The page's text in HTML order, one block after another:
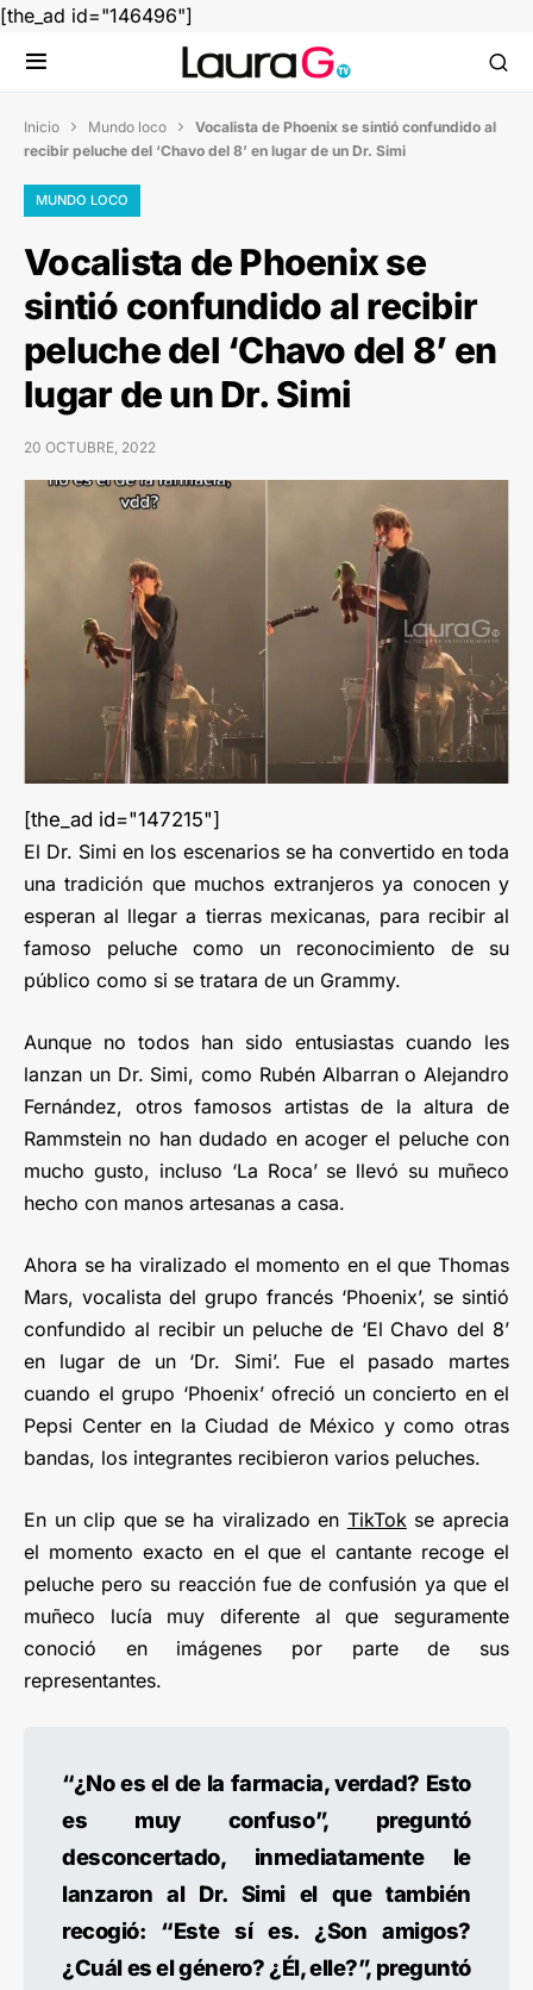
[the_ad id="146496"]
Inicio  Mundo loco  Vocalista de Phoenix se sintió confundido al
recibir peluche del ‘Chavo del 8’ en lugar de un Dr. Simi
MUNDO LOCO
Vocalista de Phoenix se
sintió confundido al recibir
peluche del ‘Chavo del 8’ en
lugar de un Dr. Simi
20 OCTUBRE, 2022
[the_ad id="147215"]
El Dr. Simi en los escenarios se ha convertido en toda
una tradición que muchos extranjeros ya conocen y
esperan al llegar a tierras mexicanas, para recibir al
famoso peluche como un reconocimiento de su
público como si se tratara de un Grammy.
Aunque no todos han sido entusiastas cuando les
lanzan un Dr. Simi, como Rubén Albarran o Alejandro
Fernández, otros famosos artistas de la altura de
Rammstein no han dudado en acoger el peluche con
mucho gusto, incluso ‘La Roca’ se llevó su muñeco
hecho con manos artesanas a casa.
Ahora se ha viralizado el momento en el que Thomas
Mars, vocalista del grupo francés ‘Phoenix’, se sintió
confundido al recibir un peluche de ‘El Chavo del 8’
en lugar de un ‘Dr. Simi’. Fue el pasado martes
cuando el grupo ‘Phoenix’ ofreció un concierto en el
Pepsi Center en la Ciudad de México y como otras
bandas, los integrantes recibieron varios peluches.
En un clip que se ha viralizado en TikTokse aprecia
el momento exacto en el que el cantante recoge el
peluche pero su reacción fue de confusión ya que el
muñeco lucía muy diferente al que seguramente
conoció en imágenes por parte de sus
representantes.
“¿No es el de la farmacia, verdad? Esto
es muy confuso”, preguntó
desconcertado, inmediatamente le
lanzaron al Dr. Simi el que también
recogió: “Este sí es. ¿Son amigos?
¿Cuál es el género? ¿Él, elle?”, preguntó